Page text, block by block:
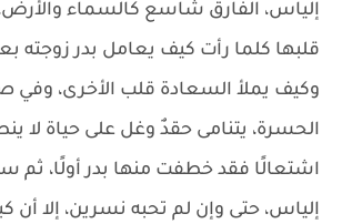
إلياس، الفارق شاسع كالسماء
قلبها كلما رأت كيف يعامل بدر زوجته
وكيف يملأ السعادة قلب الأخرى، وفي
الحسرة، يتنامى حقدٌ وغل على حياة لا
اشتعالًا فقد خطفت منها بدر أولًا،
إلياس، حتى وإن لم تحبه نسرين، إلا أن